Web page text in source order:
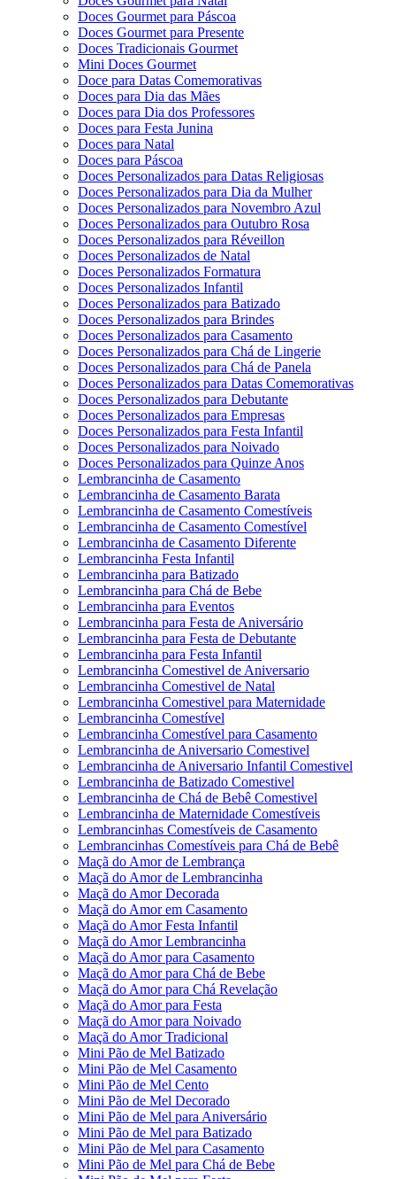
Doces Gourmet para Páscoa
Doces Gourmet para Presente
Doces Tradicionais Gourmet
Mini Doces Gourmet
Doce para Datas Comemorativas
Doces para Dia das Mães
Doces para Dia dos Professores
Doces para Festa Junina
Doces para Natal
Doces para Páscoa
Doces Personalizados para Datas Religiosas
Doces Personalizados para Dia da Mulher
Doces Personalizados para Novembro Azul
Doces Personalizados para Outubro Rosa
Doces Personalizados para Réveillon
Doces Personalizados de Natal
Doces Personalizados Formatura
Doces Personalizados Infantil
Doces Personalizados para Batizado
Doces Personalizados para Brindes
Doces Personalizados para Casamento
Doces Personalizados para Chá de Lingerie
Doces Personalizados para Chá de Panela
Doces Personalizados para Datas Comemorativas
Doces Personalizados para Debutante
Doces Personalizados para Empresas
Doces Personalizados para Festa Infantil
Doces Personalizados para Noivado
Doces Personalizados para Quinze Anos
Lembrancinha de Casamento
Lembrancinha de Casamento Barata
Lembrancinha de Casamento Comestíveis
Lembrancinha de Casamento Comestível
Lembrancinha de Casamento Diferente
Lembrancinha Festa Infantil
Lembrancinha para Batizado
Lembrancinha para Chá de Bebe
Lembrancinha para Eventos
Lembrancinha para Festa de Aniversário
Lembrancinha para Festa de Debutante
Lembrancinha para Festa Infantil
Lembrancinha Comestivel de Aniversario
Lembrancinha Comestivel de Natal
Lembrancinha Comestivel para Maternidade
Lembrancinha Comestível
Lembrancinha Comestível para Casamento
Lembrancinha de Aniversario Comestivel
Lembrancinha de Aniversario Infantil Comestivel
Lembrancinha de Batizado Comestivel
Lembrancinha de Chá de Bebê Comestivel
Lembrancinha de Maternidade Comestíveis
Lembrancinhas Comestíveis de Casamento
Lembrancinhas Comestíveis para Chá de Bebê
Maçã do Amor de Lembrança
Maçã do Amor de Lembrancinha
Maçã do Amor Decorada
Maçã do Amor em Casamento
Maçã do Amor Festa Infantil
Maçã do Amor Lembrancinha
Maçã do Amor para Casamento
Maçã do Amor para Chá de Bebe
Maçã do Amor para Chá Revelação
Maçã do Amor para Festa
Maçã do Amor para Noivado
Maçã do Amor Tradicional
Mini Pão de Mel Batizado
Mini Pão de Mel Casamento
Mini Pão de Mel Cento
Mini Pão de Mel Decorado
Mini Pão de Mel para Aniversário
Mini Pão de Mel para Batizado
Mini Pão de Mel para Casamento
Mini Pão de Mel para Chá de Bebe